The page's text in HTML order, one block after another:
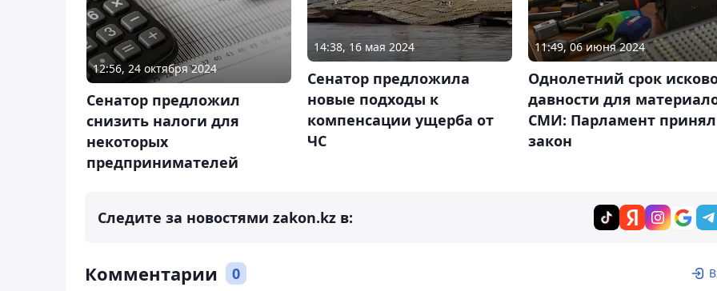
12:56, 24 октября 2024
Сенатор предложил
снизить налоги для
некоторых
предпринимателей
14:38, 16 мая 2024
Сенатор предложила
новые подходы к
компенсации ущерба от
ЧС
11:49, 06 июня 2024
Однолетний срок
давности для
СМИ: Парламент принял
закон
Следите за новостями zakon.kz в:
Комментарии 0